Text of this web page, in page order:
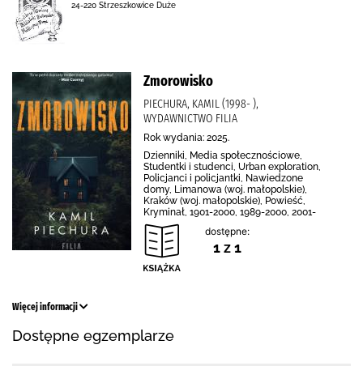
24-220 Strzeszkowice Duże
Zmorowisko
PIECHURA, KAMIL (1998- ),
WYDAWNICTWO FILIA
Rok wydania: 2025.
Dzienniki, Media społecznościowe,
Studentki i studenci, Urban exploration,
Policjanci i policjantki, Nawiedzone
domy, Limanowa (woj. małopolskie),
Kraków (woj. małopolskie), Powieść,
Kryminał, 1901-2000, 1989-2000, 2001-
dostępne:
1 z 1
Więcej informacji
Dostępne egzemplarze